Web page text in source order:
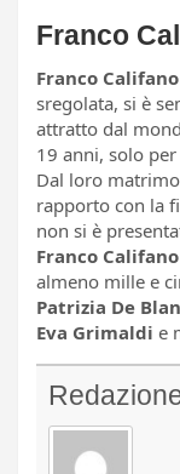
Franco
Franco Califano
sregolata, si è
attratto dal
19 anni, solo
Dal loro
rapporto con la
non si è
Franco Califano
almeno mille e
Patrizia De
Eva Grimaldi e